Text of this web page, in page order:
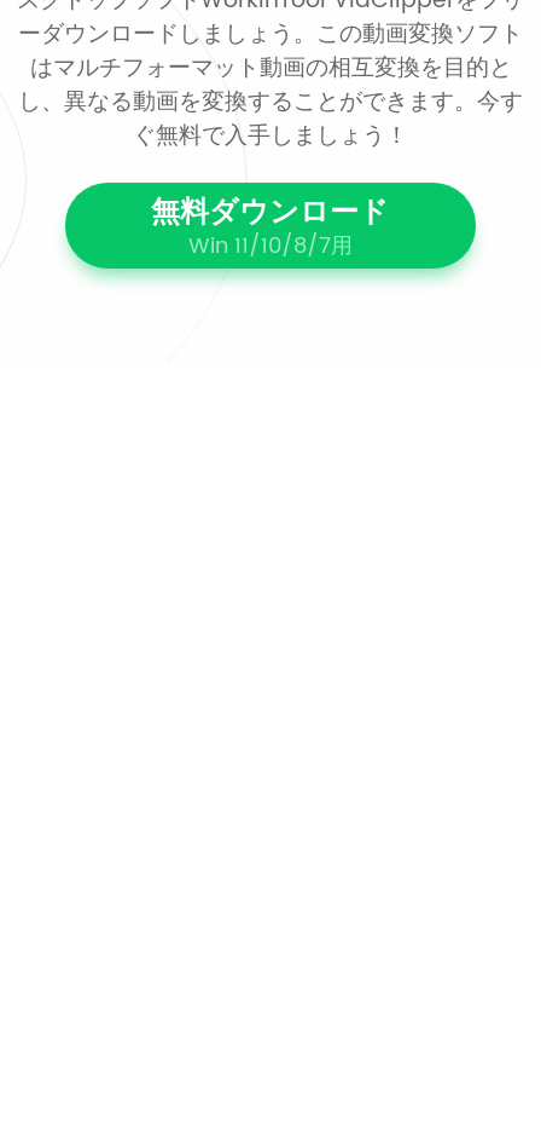
ーダウンロードしましょう。この動画変換ソフト
はマルチフォーマット動画の相互変換を目的と
し、異なる動画を変換することができます。今す
ぐ無料で入手しましょう！
無料ダウンロード
Win 11/10/8/7用